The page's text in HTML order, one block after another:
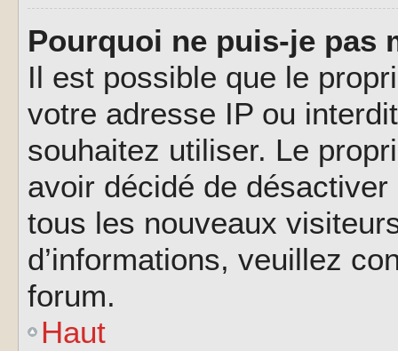
Pourquoi ne puis-je pas
Il est possible que le
votre adresse IP ou
souhaitez utiliser. Le
avoir décidé de
tous les nouveaux
d’informations, veuillez
forum.
Haut